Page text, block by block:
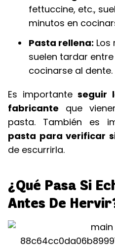
fettuccine, etc.,
minutos en
Pasta rellena: Los
suelen tardar entre
cocinarse al dente.
Es importanteseguir
fabricante que
pasta. También es
pasta para verificar
de escurrirla.
¿Qué Pasa Si
Antes De